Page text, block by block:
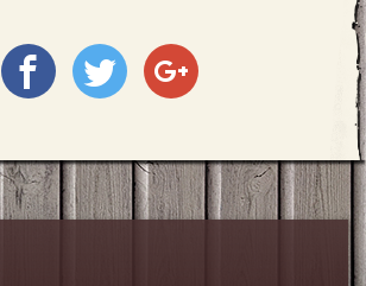
a
Facebookon
a
Twitter-
a
Google+